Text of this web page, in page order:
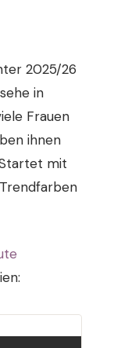
2025/26
in
Frauen
ihnen
mit